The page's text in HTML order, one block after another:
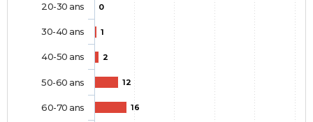
0
1
2
12
16
20-30 ans
30-40 ans
40-50 ans
50-60 ans
60-70 ans